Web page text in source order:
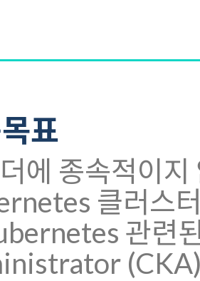
표
에 종속적이
클러스
관련
(CKA)